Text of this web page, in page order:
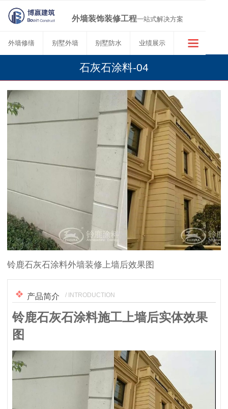
外墙装饰装修工程一站式解决方案
外墙修缮 别墅外墙 别墅防水 业绩展示
石灰石涂料-04
1/1
铃鹿石灰石涂料外墙装修上墙后效果图
产品简介 / INTRODUCTION
铃鹿石灰石涂料施工上墙后实体效果
图